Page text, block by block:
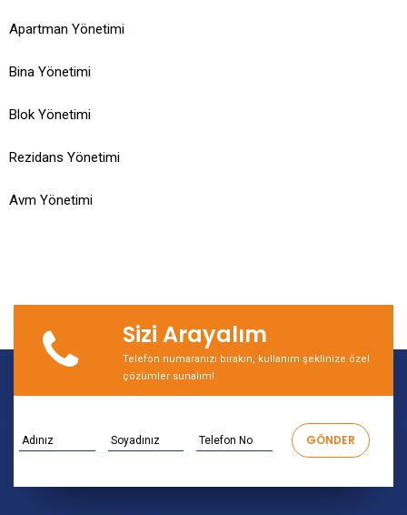
Apartman Yönetimi
Bina Yönetimi
Blok Yönetimi
Rezidans Yönetimi
Avm Yönetimi
Sizi Arayalım
Telefon numaranızı bırakın, kullanım şeklinize özel
çözümler sunalım!